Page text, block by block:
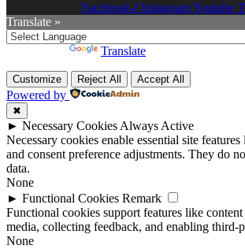
Facebook-f Instagram Youtube
Translate »
Translate
Customize Reject All Accept All
Powered by
✖
► Necessary CookiesAlways Active
Necessary cookies enable essential site
and consent preference adjustments. They do
data.
None
► Functional Cookies Remark
Functional cookies support features like
media, collecting feedback, and enabling third-
None